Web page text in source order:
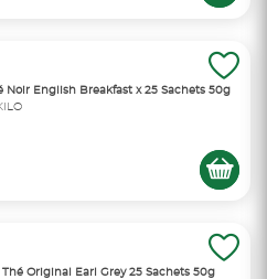
Noir English Breakfast x 25 Sachets 50g
Original Earl Grey 25 Sachets 50g